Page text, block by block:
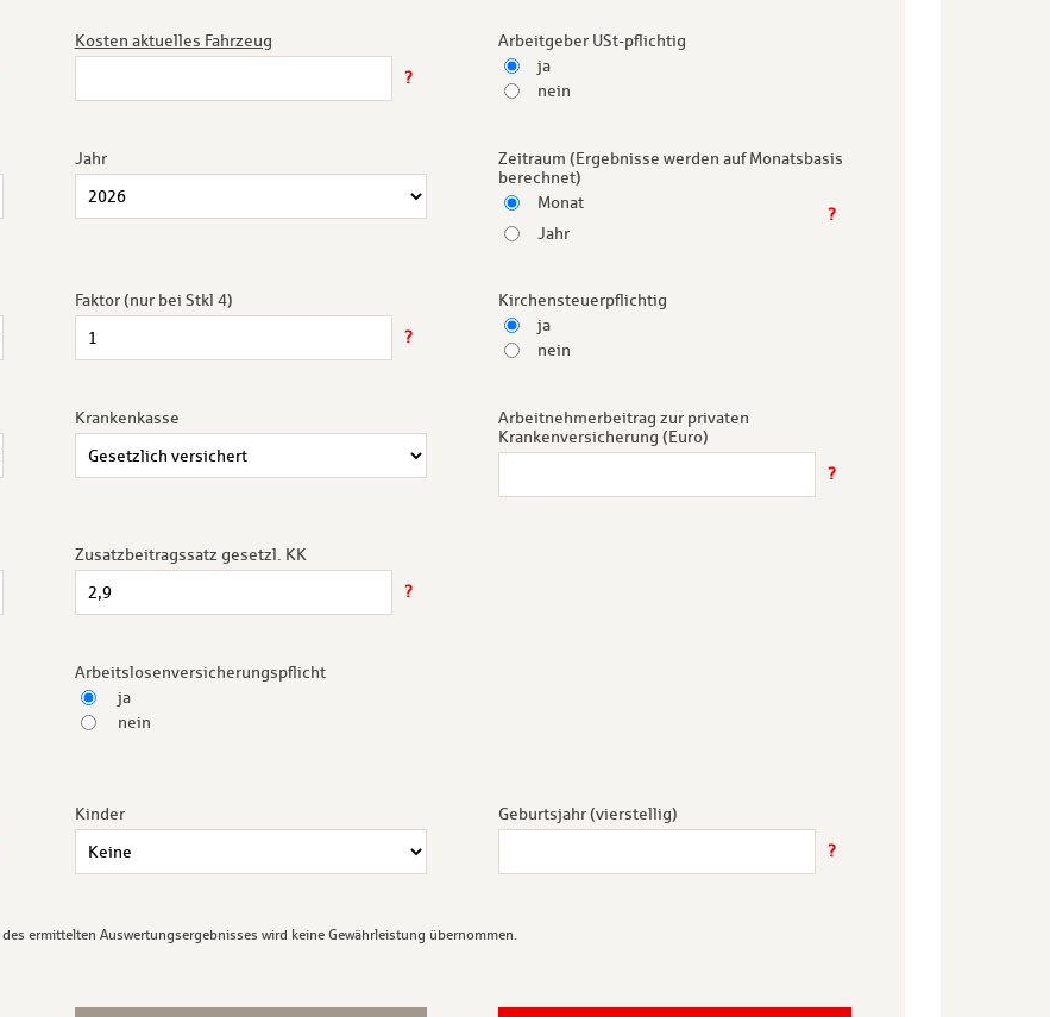
Kosten aktuelles Fahrzeug
?
Arbeitgeber USt-pflichtig
ja
nein
Jahr
Zeitraum (Ergebnisse werden auf Monatsbasis
berechnet)
Monat
?
Jahr
Faktor (nur bei Stkl 4)
?
Kirchensteuerpflichtig
ja
nein
Krankenkasse
Arbeitnehmerbeitrag zur privaten
Krankenversicherung (Euro)
?
Zusatzbeitragssatz gesetzl. KK
?
Arbeitslosenversicherungspflicht
ja
nein
Kinder
Geburtsjahr (vierstellig)
?
Für die Richtigkeit und Vollständigkeit der Tabelle sowie des ermittelten Auswertungsergebnisses wird keine Gewährleistung übernommen.